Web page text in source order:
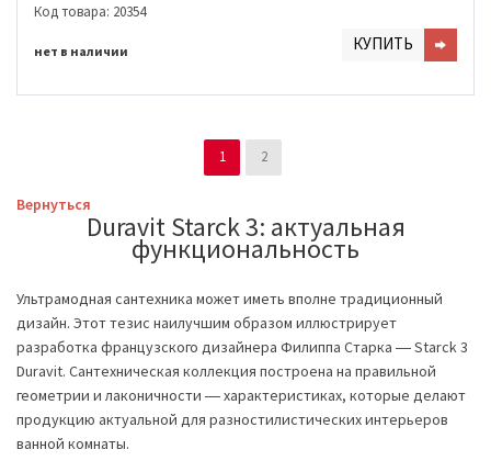
Duravit Starck 3: актуальная
функциональность
Ультрамодная сантехника может иметь вполне традиционный
дизайн. Этот тезис наилучшим образом иллюстрирует
разработка французского дизайнера Филиппа Старка ― Starck 3
Duravit. Сантехническая коллекция построена на правильной
геометрии и лаконичности ― характеристиках, которые делают
продукцию актуальной для разностилистических интерьеров
ванной комнаты.
Код товара: 20354
нет в наличии КУПИТЬ
1 2
Вернуться